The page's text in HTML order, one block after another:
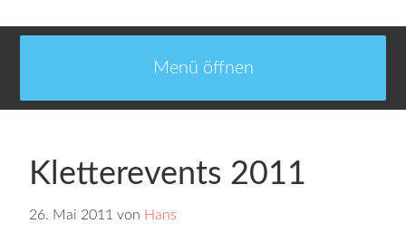
Kletterevents 2011
26. Mai 2011 von Hans